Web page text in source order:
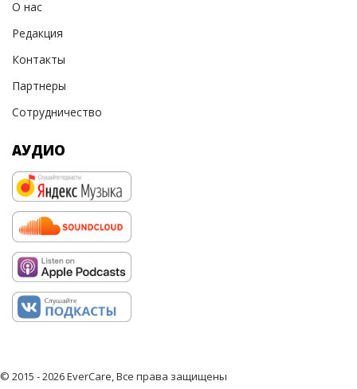
О нас
Редакция
Контакты
Партнеры
Сотрудничество
АУДИО
© 2015 - 2026 EverCare, Все права защищены